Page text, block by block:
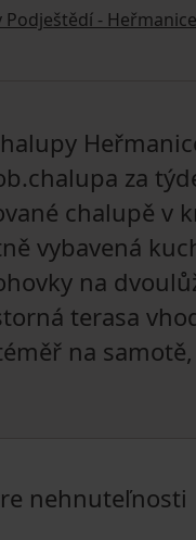
Podještědí -
za
chalupě v
vybavená
na
terasa
na
nehnuteľnosti